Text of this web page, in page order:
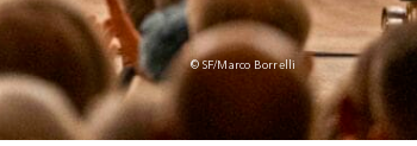
© SF/Marco Borrelli